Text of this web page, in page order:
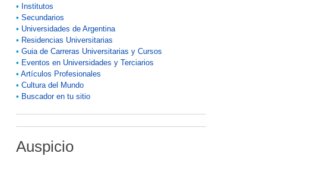
• Institutos
• Secundarios
• Universidades de Argentina
• Residencias Universitarias
• Guia de Carreras Universitarias y Cursos
• Eventos en Universidades y Terciarios
• Artículos Profesionales
• Cultura del Mundo
• Buscador en tu sitio
Auspicio